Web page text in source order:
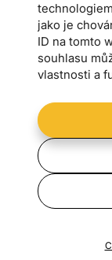
jako je
ID na tomto
souhlasu
vlastnosti a
Chcete